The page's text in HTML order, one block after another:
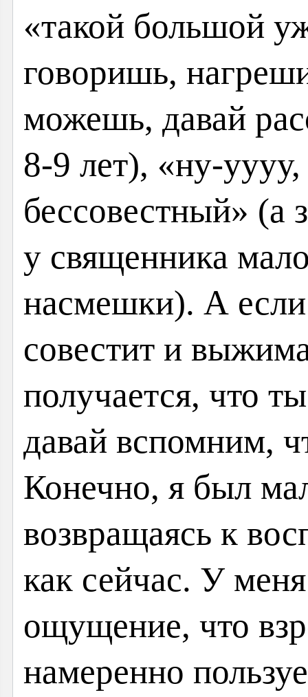
«такой большой
говоришь,
можешь, давай
8-9 лет), «ну-
бессовестный» (а
у священника
насмешки). А
совестит и
получается, что
давай вспомним,
Конечно, я был
возвращаясь к
как сейчас. У
ощущение, что
намеренно